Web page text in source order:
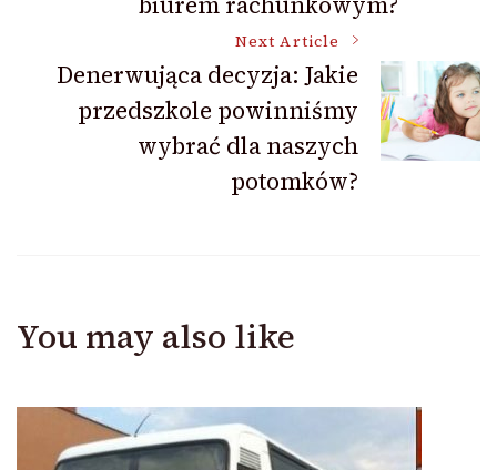
Next Article
Denerwująca decyzja: Jakie
przedszkole powinniśmy
wybrać dla naszych
potomków?
You may also like